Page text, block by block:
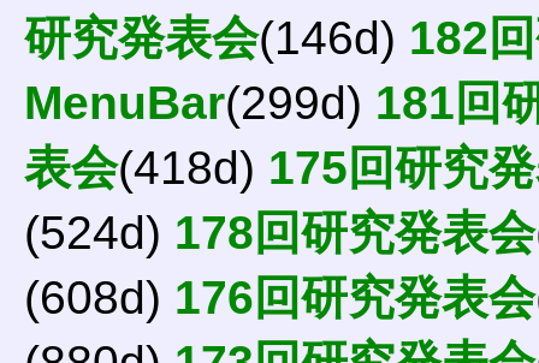
研究発表会(146d) 182
MenuBar(299d) 181回
表会(418d) 175回研究
(524d) 178回研究発表会
(608d) 176回研究発表会